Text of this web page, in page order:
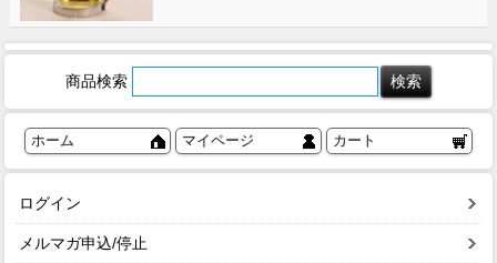
商品検索
ホーム マイページ カート
ログイン
メルマガ申込/停止